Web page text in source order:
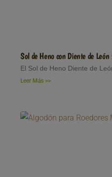
Sol de Heno con Diente de
El Sol de Heno Diente de
Leer Más >>